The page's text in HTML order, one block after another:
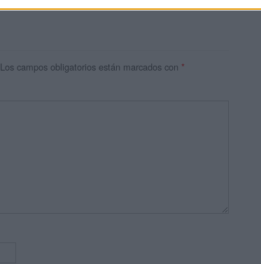
Los campos obligatorios están marcados con *